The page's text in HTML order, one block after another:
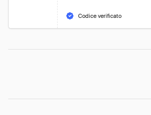
Codice verificato